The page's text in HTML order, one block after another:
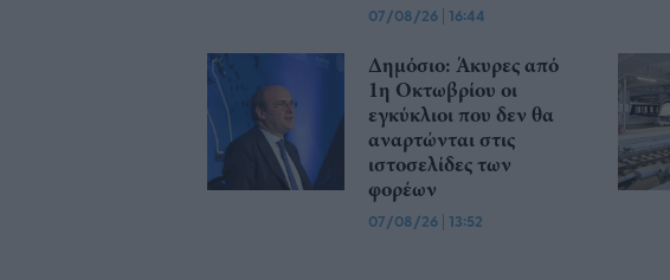
07/08/26 | 16:44
Δημόσιο: Άκυρες από
1η Οκτωβρίου οι
εγκύκλιοι που δεν θα
αναρτώνται στις
ιστοσελίδες των
φορέων
07/08/26 | 13:52